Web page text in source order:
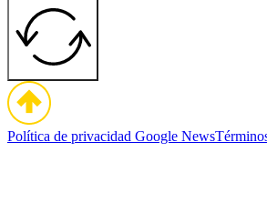
Política de privacidad Google News